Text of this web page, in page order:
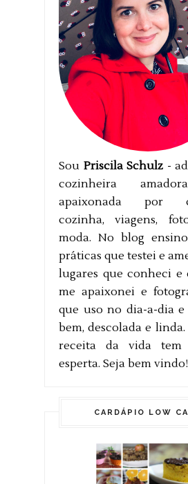
Sou Priscila Schulz -
cozinheira
apaixonada por
cozinha, viagens,
moda. No blog
práticas que testei e
lugares que conheci e
me apaixonei e
que uso no dia-a-dia
bem, descolada e
receita da vida tem
esperta. Seja bem vindo!
CARDÁPIO LOW